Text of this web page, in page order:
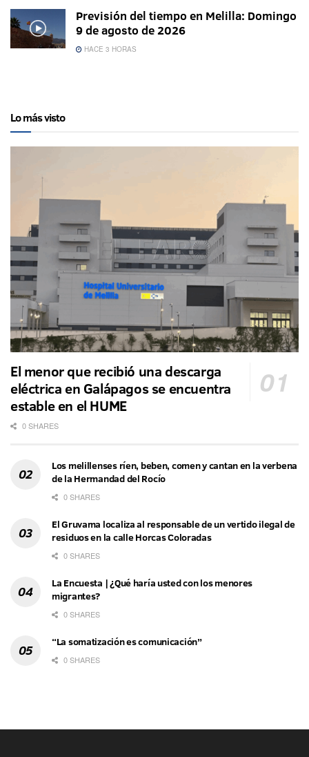
Previsión del tiempo en Melilla: Domingo
9 de agosto de 2026
HACE 3 HORAS
Lo más visto
El menor que recibió una descarga
eléctrica en Galápagos se encuentra
estable en el HUME
0 SHARES
Los melillenses ríen, beben, comen y cantan en la verbena
de la Hermandad del Rocío
0 SHARES
El Gruvama localiza al responsable de un vertido ilegal de
residuos en la calle Horcas Coloradas
0 SHARES
La Encuesta | ¿Qué haría usted con los menores
migrantes?
0 SHARES
“La somatización es comunicación”
0 SHARES